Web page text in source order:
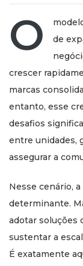
O
de
crescer
marcas
entanto, esse
desafios
entre unidades,
assegurar a
Nesse cenário,
determinante.
adotar soluções
sustentar a
É exatamente